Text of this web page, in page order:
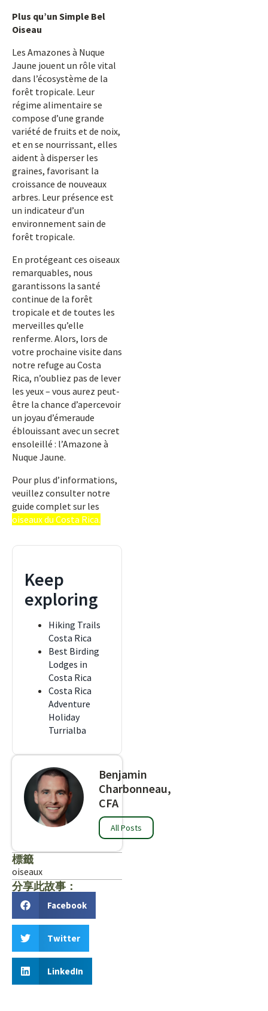
Plus qu’un Simple Bel
Oiseau
Les Amazones à Nuque
Jaune jouent un rôle vital
dans l’écosystème de la
forêt tropicale. Leur
régime alimentaire se
compose d’une grande
variété de fruits et de noix,
et en se nourrissant, elles
aident à disperser les
graines, favorisant la
croissance de nouveaux
arbres. Leur présence est
un indicateur d’un
environnement sain de
forêt tropicale.
En protégeant ces oiseaux
remarquables, nous
garantissons la santé
continue de la forêt
tropicale et de toutes les
merveilles qu’elle
renferme. Alors, lors de
votre prochaine visite dans
notre refuge au Costa
Rica, n’oubliez pas de lever
les yeux – vous aurez peut-
être la chance d’apercevoir
un joyau d’émeraude
éblouissant avec un secret
ensoleillé : l’Amazone à
Nuque Jaune.
Pour plus d’informations,
veuillez consulter notre
guide complet sur les
oiseaux du Costa Rica.
Keep
exploring
Hiking Trails
Costa Rica
Best Birding
Lodges in
Costa Rica
Costa Rica
Adventure
Holiday
Turrialba
Benjamin
Charbonneau,
CFA
All Posts
標籤
oiseaux
分享此故事：
Facebook
Twitter
LinkedIn